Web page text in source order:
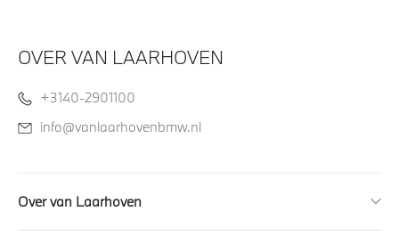
OVER VAN LAARHOVEN
+3140-2901100
info@vanlaarhovenbmw.nl
Over van Laarhoven